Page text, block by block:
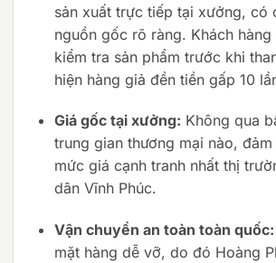
sản xuất trực tiếp tại xưởng, có
nguồn gốc rõ ràng. Khách
kiểm tra sản phẩm trước khi
hiện hàng giả đền tiền gấp 10
Giá gốc tại xưởng: Không qua
trung gian thương mại nào,
mức giá cạnh tranh nhất thị
dân Vĩnh Phúc.
Vận chuyển an toàn toàn quốc:
mặt hàng dễ vỡ, do đó Hoàng